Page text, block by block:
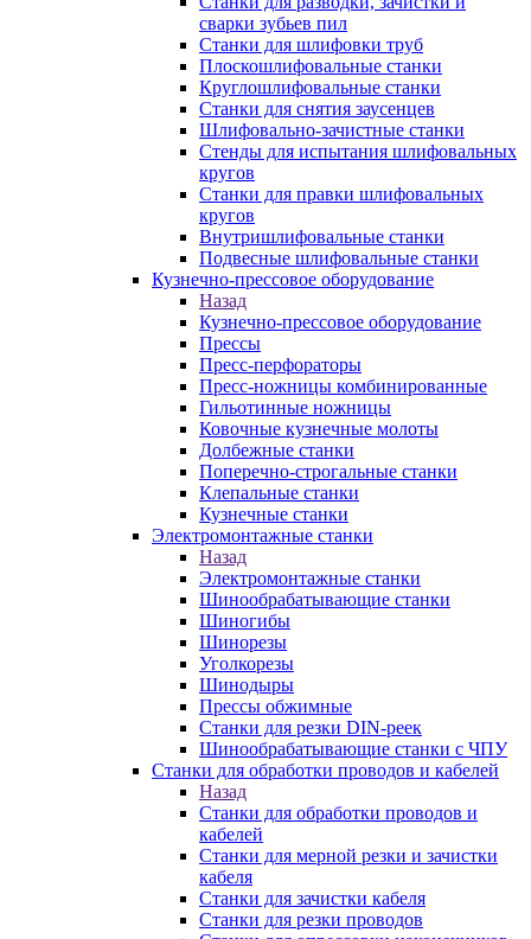
сварки зубьев пил
Станки для шлифовки труб
Плоскошлифовальные станки
Круглошлифовальные станки
Станки для снятия заусенцев
Шлифовально-зачистные станки
Стенды для испытания шлифовальных
кругов
Станки для правки шлифовальных
кругов
Внутришлифовальные станки
Подвесные шлифовальные станки
Кузнечно-прессовое оборудование
Назад
Кузнечно-прессовое оборудование
Прессы
Пресс-перфораторы
Пресс-ножницы комбинированные
Гильотинные ножницы
Ковочные кузнечные молоты
Долбежные станки
Поперечно-строгальные станки
Клепальные станки
Кузнечные станки
Электромонтажные станки
Назад
Электромонтажные станки
Шинообрабатывающие станки
Шиногибы
Шинорезы
Уголкорезы
Шинодыры
Прессы обжимные
Станки для резки DIN-реек
Шинообрабатывающие станки с ЧПУ
Станки для обработки проводов и кабелей
Назад
Станки для обработки проводов и
кабелей
Станки для мерной резки и зачистки
кабеля
Станки для зачистки кабеля
Станки для резки проводов